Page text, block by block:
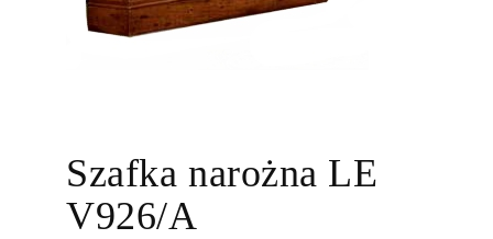
Szafka narożna LE
V926/A